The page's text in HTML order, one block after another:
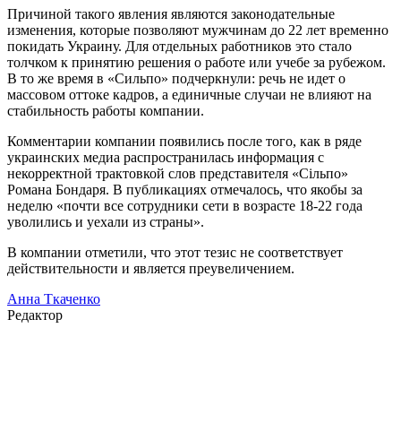
Причиной такого явления являются законодательные
изменения, которые позволяют мужчинам до 22 лет временно
покидать Украину. Для отдельных работников это стало
толчком к принятию решения о работе или учебе за рубежом.
В то же время в «Сильпо» подчеркнули: речь не идет о
массовом оттоке кадров, а единичные случаи не влияют на
стабильность работы компании.
Комментарии компании появились после того, как в ряде
украинских медиа распространилась информация с
некорректной трактовкой слов представителя «Сільпо»
Романа Бондаря. В публикациях отмечалось, что якобы за
неделю «почти все сотрудники сети в возрасте 18-22 года
уволились и уехали из страны».
В компании отметили, что этот тезис не соответствует
действительности и является преувеличением.
Анна Ткаченко
Редактор